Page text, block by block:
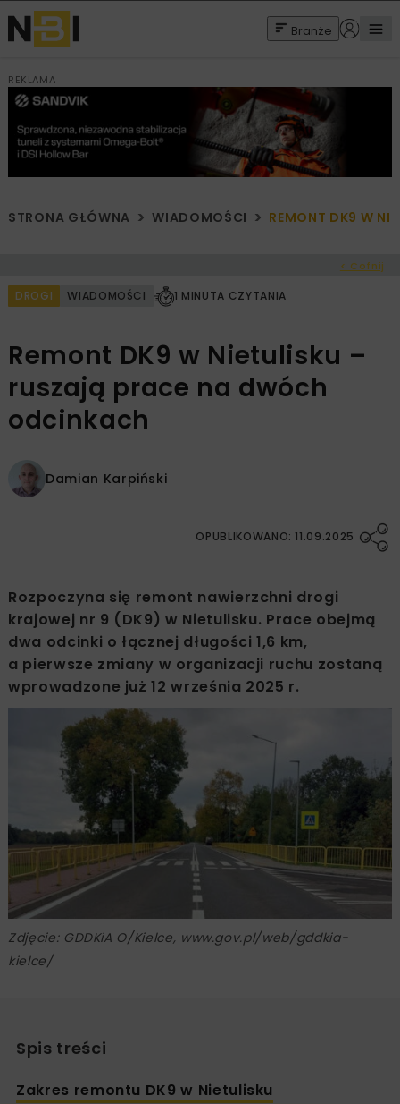
Branże
REKLAMA
STRONA GŁÓWNA WIADOMOŚCI REMONT DK9 W
< Cofnij
DROGI WIADOMOŚCI 1 MINUTA CZYTANIA
Remont DK9 w Nietulisku –
ruszają prace na dwóch
odcinkach
Damian Karpiński
OPUBLIKOWANO: 11.09.2025
Rozpoczyna się remont nawierzchni drogi
krajowej nr 9 (DK9) w Nietulisku. Prace obejmą
dwa odcinki o łącznej długości 1,6 km,
a pierwsze zmiany w organizacji ruchu zostaną
wprowadzone już 12 września 2025 r.
Zdjęcie: GDDKiA O/Kielce, www.gov.pl/web/gddkia-
kielce/
Spis treści
Zakres remontu DK9 w Nietulisku